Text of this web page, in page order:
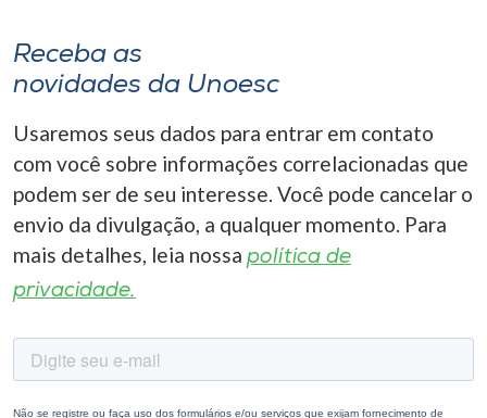
Receba as
novidades da Unoesc
Usaremos seus dados para entrar em contato
com você sobre informações correlacionadas que
podem ser de seu interesse. Você pode cancelar o
envio da divulgação, a qualquer momento. Para
mais detalhes, leia nossa política de
privacidade.